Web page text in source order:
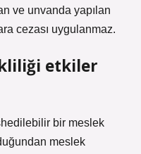
ve unvanda yapılan
cezası uygulanmaz.
etkiler
bir meslek
meslek